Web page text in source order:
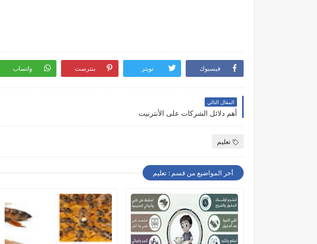
فيسبوك تويتر بنترست واتساب
المقال التالي
أهم دلائل الشركات على الأنترنيت
تعليم
أخر المواضيع من قسم : تعليم